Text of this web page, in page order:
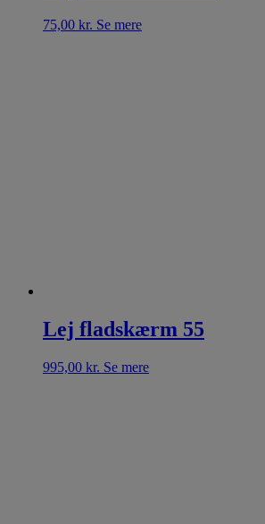
75,00 kr. Se mere
Lej fladskærm 55
995,00 kr. Se mere